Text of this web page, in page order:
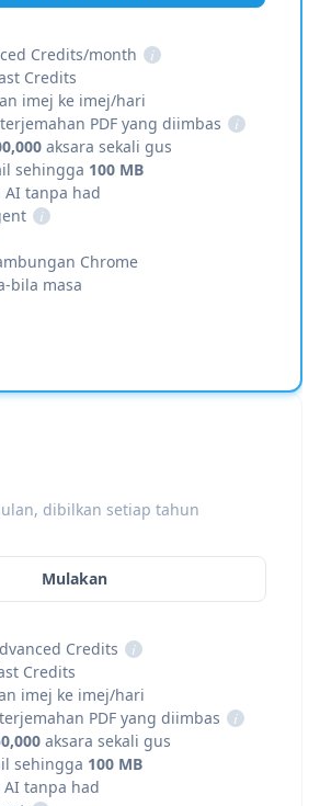
Credits/month
i
Credits
imej ke imej/hari
PDF yang diimbas
i
aksara sekali gus
sehingga 100 MB
AI tanpa had
i
Chrome
bila masa
dibilkan setiap tahun
Mulakan
Credits
i
Credits
imej ke imej/hari
PDF yang diimbas
i
aksara sekali gus
sehingga 100 MB
AI tanpa had